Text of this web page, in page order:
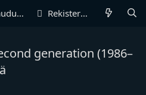
Rekisteröidy
generation (1986–